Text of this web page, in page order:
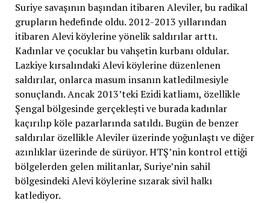
Suriye savaşının başından itibaren Aleviler, bu radikal
grupların hedefinde oldu. 2012-2013 yıllarından
itibaren Alevi köylerine yönelik saldırılar arttı.
Kadınlar ve çocuklar bu vahşetin kurbanı oldular.
Lazkiye kırsalındaki Alevi köylerine düzenlenen
saldırılar, onlarca masum insanın katledilmesiyle
sonuçlandı. Ancak 2013’teki Ezidi katliamı, özellikle
Şengal bölgesinde gerçekleşti ve burada kadınlar
kaçırılıp köle pazarlarında satıldı. Bugün de benzer
saldırılar özellikle Aleviler üzerinde yoğunlaştı ve diğer
azınlıklar üzerinde de sürüyor. HTŞ’nin kontrol ettiği
bölgelerden gelen militanlar, Suriye’nin sahil
bölgesindeki Alevi köylerine sızarak sivil halkı
katlediyor.